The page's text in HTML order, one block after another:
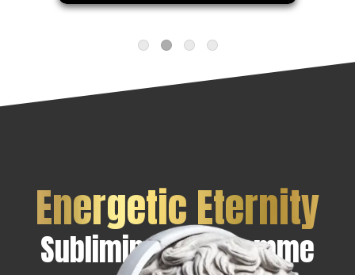
Energetic Eternity
Subliminal Programme